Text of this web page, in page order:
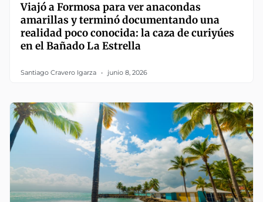
Viajó a Formosa para ver anacondas
amarillas y terminó documentando una
realidad poco conocida: la caza de curiyúes
en el Bañado La Estrella
Santiago Cravero Igarza junio 8, 2026